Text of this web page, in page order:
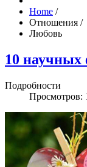
Home /
Отношения /
Любовь
10 научных
Подробности
Просмотров: